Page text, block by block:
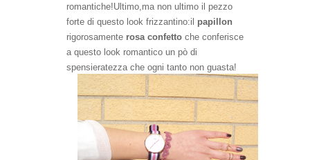
romantiche!Ultimo,ma non ultimo il pezzo
forte di questo look frizzantino:il papillon
rigorosamente rosa confetto che conferisce
a questo look romantico un pò di
spensieratezza che ogni tanto non guasta!